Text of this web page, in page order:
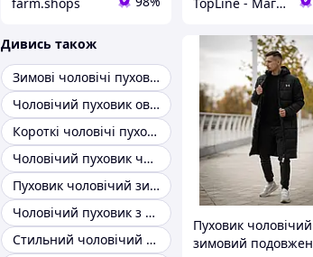
Дивись також
Зимові чоловічі пуховики
Чоловічий пуховик оверсайз
Короткі чоловічі пуховики
Чоловічий пуховик чорний
Пуховик чоловічий зима
Чоловічий пуховик з капюшоном
Стильний чоловічий пуховик
Пуховик чоловічий
зимовий